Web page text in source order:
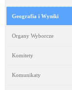
Geografia i Wyniki
Organy Wyborcze
Komitety
Komunikaty